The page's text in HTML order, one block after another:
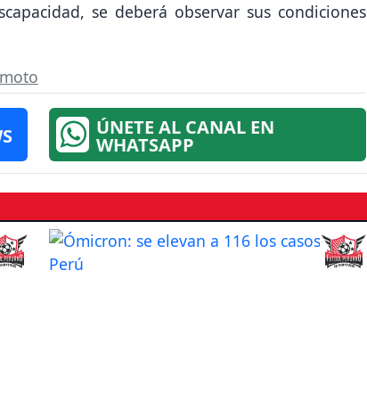
se deberá observar sus condiciones
ÚNETE AL CANAL EN
WHATSAPP